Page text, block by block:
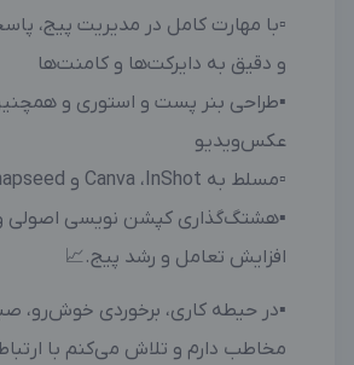
▫️با مهارت کامل در مدیریت پیج،
و دقیق به دایرکت‌ها و کامنت‌ها
▪️طراحی بنر پست و استوری و
عکس‌ویدیو
▫️مسلط به Canva ،InShot و VN، Snapseed
▪️هشتگ‌گذاری کپشن نویسی اصولی
افزایش تعامل و رشد پیج.📈
▪️در حیطه کاری، برخوردی خوش‌رو،
مخاطب دارم و تلاش می‌کنم با